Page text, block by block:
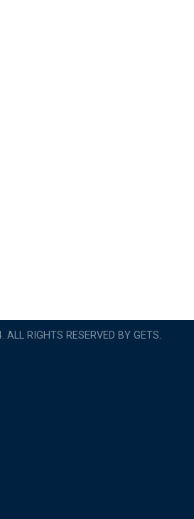
RIGHTS RESERVED BY GETS.